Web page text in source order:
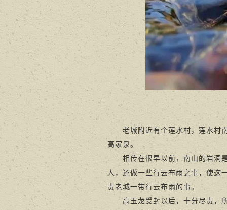
老城附近有个莲水村，莲水村南
高家泉。
相传在很早以前，南山的岩洞是
人，还做一些行云布雨之事，使这
责老城一带行云布雨的事。
高玉龙受封以后，十分尽责，所